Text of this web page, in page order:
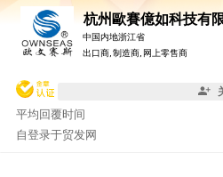
杭州歐賽億如科技有
中国内地浙江省
出口商, 制造商, 网上零售商
平均回覆时间
自登录于贸发网